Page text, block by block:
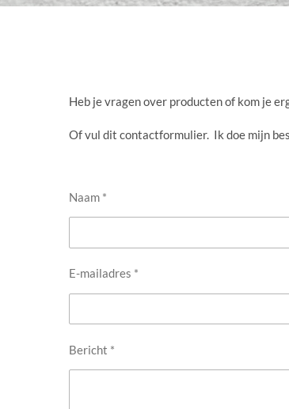
Heb je vragen over producten of kom je
Of vul dit contactformulier. Ik doe mijn
Naam *
E-mailadres *
Bericht *